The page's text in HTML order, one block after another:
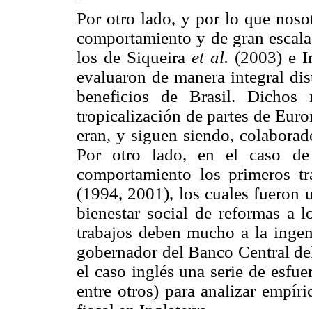
Por otro lado, y por lo que
comportamiento y de gran
los de Siqueira et al. (2003) e
evaluaron de manera integral
beneficios de Brasil. Dichos
tropicalización de partes de
eran, y siguen siendo,
Por otro lado, en el caso de
comportamiento los primeros
(1994, 2001), los cuales fueron
bienestar social de reformas a
trabajos deben mucho a la
gobernador del Banco Central
el caso inglés una serie de
entre otros) para analizar